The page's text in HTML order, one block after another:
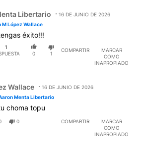
Libertario
16 DE JUNIO DE 2026
M López Wallace
éxito!!!
1
0 1
COMPARTIR
MARCAR
COMO
INAPROPIADO
Wallace
16 DE JUNIO DE 2026
Menta Libertario
choma topu
0 COMPARTIR
MARCAR
COMO
INAPROPIADO